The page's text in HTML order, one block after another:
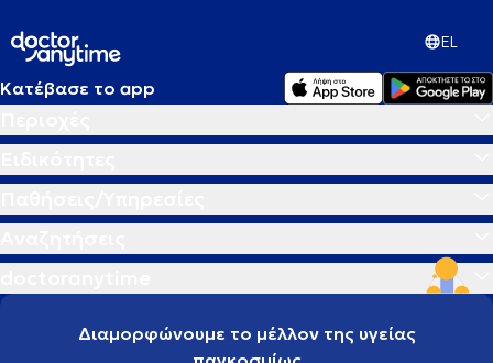
EL
Κατέβασε το app
Διαμορφώνουμε το μέλλον της υγείας